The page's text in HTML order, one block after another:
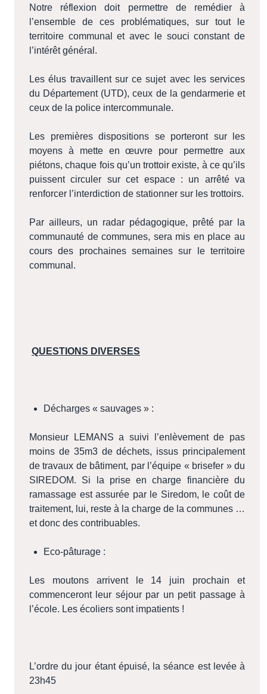
Notre réflexion doit permettre de remédier à
l’ensemble de ces problématiques, sur tout le
territoire communal et avec le souci constant de
l’intérêt général.
Les élus travaillent sur ce sujet avec les services
du Département (UTD), ceux de la gendarmerie et
ceux de la police intercommunale.
Les premières dispositions se porteront sur les
moyens à mette en œuvre pour permettre aux
piétons, chaque fois qu’un trottoir existe, à ce qu’ils
puissent circuler sur cet espace : un arrêté va
renforcer l’interdiction de stationner sur les trottoirs.
Par ailleurs, un radar pédagogique, prêté par la
communauté de communes, sera mis en place au
cours des prochaines semaines sur le territoire
communal.
QUESTIONS DIVERSES
Décharges « sauvages » :
Monsieur LEMANS a suivi l’enlèvement de pas
moins de 35m3 de déchets, issus principalement
de travaux de bâtiment, par l’équipe « brisefer » du
SIREDOM. Si la prise en charge financière du
ramassage est assurée par le Siredom, le coût de
traitement, lui, reste à la charge de la communes …
et donc des contribuables.
Eco-pâturage :
Les moutons arrivent le 14 juin prochain et
commenceront leur séjour par un petit passage à
l’école. Les écoliers sont impatients !
L’ordre du jour étant épuisé, la séance est levée à
23h45